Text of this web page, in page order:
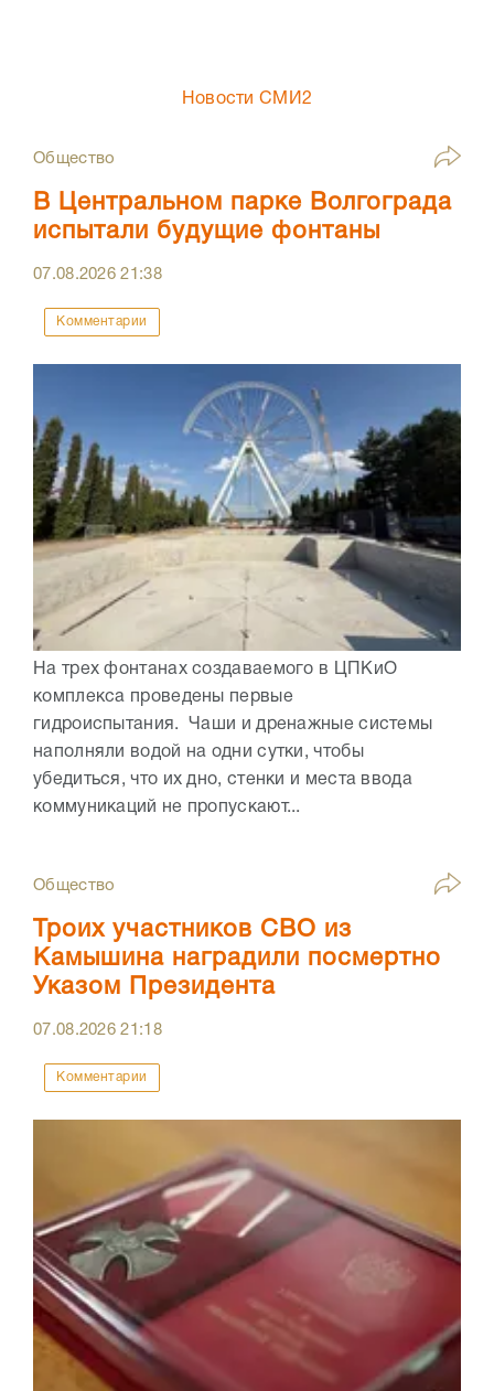
Новости СМИ2
Общество
В Центральном парке Волгограда
испытали будущие фонтаны
07.08.202621:38
Комментарии
На трех фонтанах создаваемого в ЦПКиО
комплекса проведены первые
гидроиспытания. Чаши и дренажные системы
наполняли водой на одни сутки, чтобы
убедиться, что их дно, стенки и места ввода
коммуникаций не пропускают...
Общество
Троих участников СВО из
Камышина наградили посмертно
Указом Президента
07.08.202621:18
Комментарии